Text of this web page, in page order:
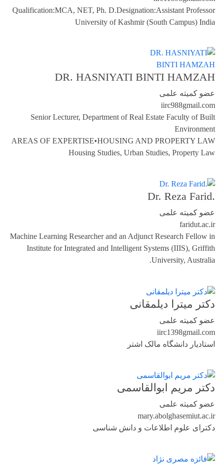
Qualification:MCA, NET, Ph. D.Designation:Assistant Professor
University of Kashmir (South Campus) India
DR. HASNIYATI BINTI HAMZAH
عضو کمیته علمی
iirc988gmail.com
Senior Lecturer, Department of Real Estate Faculty of Built
Environment
AREAS OF EXPERTISE•HOUSING AND PROPERTY LAW
Housing Studies, Urban Studies, Property Law
.Dr. Reza Farid
عضو کمیته علمی
faridut.ac.ir
Machine Learning Researcher and an Adjunct Research Fellow in
Institute for Integrated and Intelligent Systems (IIIS), Griffith
University, Australia.
دکتر میترا دیلمقانی
عضو کمیته علمی
iirc1398gmail.com
استادیار دانشگاه مالک اشتر
دکتر مریم ابوالقاسمی
عضو کمیته علمی
mary.abolghasemiut.ac.ir
دکترای علوم اطلاعات و دانش شناسی